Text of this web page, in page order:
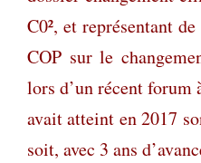
C0², et représentant
COP sur le
lors d’un récent forum
avait atteint en 2017
soit, avec 3 ans